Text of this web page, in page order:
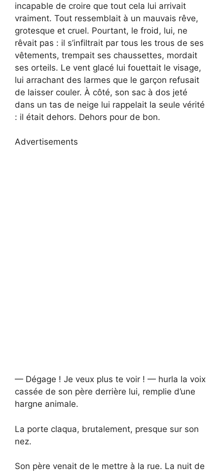
incapable de croire que tout cela lui arrivait
vraiment. Tout ressemblait à un mauvais rêve,
grotesque et cruel. Pourtant, le froid, lui, ne
rêvait pas : il s’infiltrait par tous les trous de ses
vêtements, trempait ses chaussettes, mordait
ses orteils. Le vent glacé lui fouettait le visage,
lui arrachant des larmes que le garçon refusait
de laisser couler. À côté, son sac à dos jeté
dans un tas de neige lui rappelait la seule vérité
: il était dehors. Dehors pour de bon.
Advertisements
— Dégage ! Je veux plus te voir ! — hurla la voix
cassée de son père derrière lui, remplie d’une
hargne animale.
La porte claqua, brutalement, presque sur son
nez.
Son père venait de le mettre à la rue. La nuit de